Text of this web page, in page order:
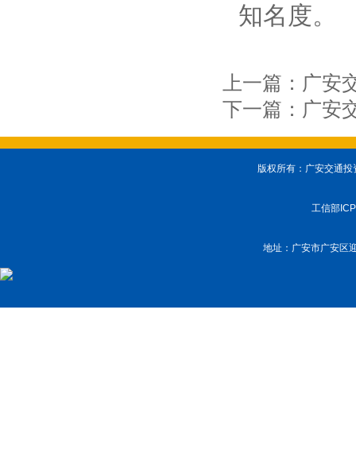
知名度。
上一篇： 广安
下一篇： 广安
版权所有：广安交通
工信部
地址：广安市广安区